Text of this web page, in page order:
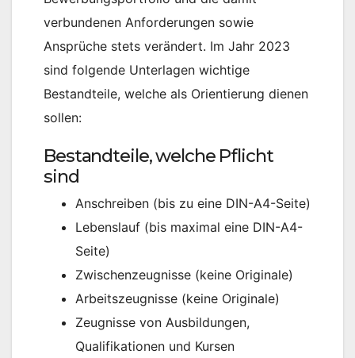
verbundenen Anforderungen sowie
Ansprüche stets verändert. Im Jahr 2023
sind folgende Unterlagen wichtige
Bestandteile, welche als Orientierung dienen
sollen:
Bestandteile, welche Pflicht
sind
Anschreiben (bis zu eine DIN-A4-Seite)
Lebenslauf (bis maximal eine DIN-A4-
Seite)
Zwischenzeugnisse (keine Originale)
Arbeitszeugnisse (keine Originale)
Zeugnisse von Ausbildungen,
Qualifikationen und Kursen